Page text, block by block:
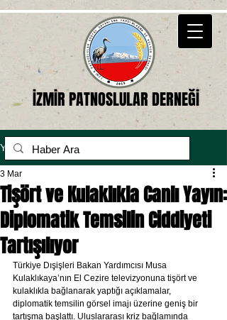
İZMİR PATNOSLULAR DERNEĞİ
Yazı
Tişört ve Kulaklıkla Canlı Yayın:
Diplomatik Temsilin Ciddiyeti
Tartışılıyor
3 Mar
Türkiye Dışişleri Bakan Yardımcısı Musa
Kulaklıkaya’nın El Cezire televizyonuna tişört ve
kulaklıkla bağlanarak yaptığı açıklamalar,
diplomatik temsilin görsel imajı üzerine geniş bir
tartışma başlattı. Uluslararası kriz bağlamında